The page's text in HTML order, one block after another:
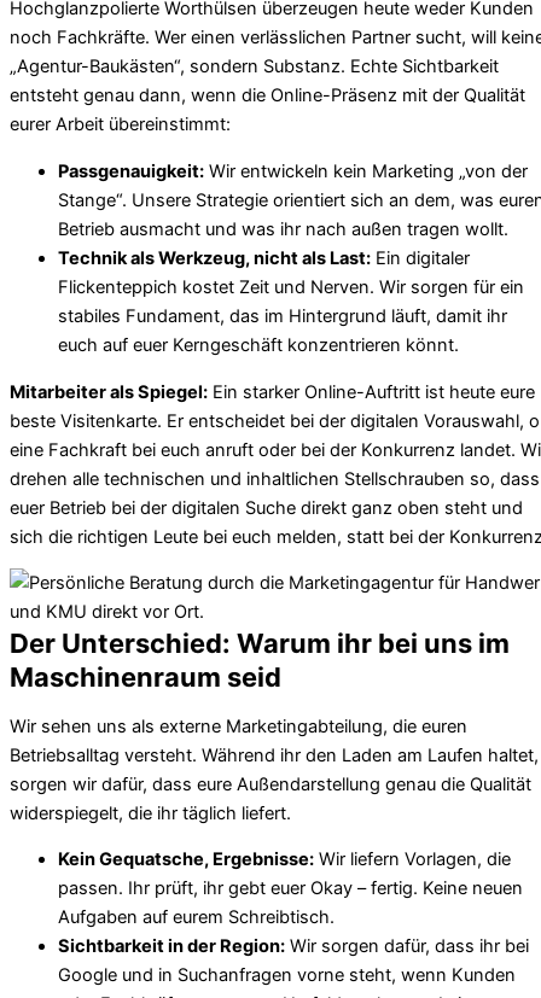
Hochglanzpolierte Worthülsen überzeugen heute weder Kunden
noch Fachkräfte. Wer einen verlässlichen Partner sucht, will
„Agentur-Baukästen“, sondern Substanz. Echte Sichtbarkeit
entsteht genau dann, wenn die Online-Präsenz mit der Qualität
eurer Arbeit übereinstimmt:
Passgenauigkeit: Wir entwickeln kein Marketing „von der
Stange“. Unsere Strategie orientiert sich an dem, was
Betrieb ausmacht und was ihr nach außen tragen wollt.
Technik als Werkzeug, nicht als Last: Ein digitaler
Flickenteppich kostet Zeit und Nerven. Wir sorgen für ein
stabiles Fundament, das im Hintergrund läuft, damit ihr
euch auf euer Kerngeschäft konzentrieren könnt.
Mitarbeiter als Spiegel: Ein starker Online-Auftritt ist heute eure
beste Visitenkarte. Er entscheidet bei der digitalen Vorauswahl,
eine Fachkraft bei euch anruft oder bei der Konkurrenz landet.
drehen alle technischen und inhaltlichen Stellschrauben so, dass
euer Betrieb bei der digitalen Suche direkt ganz oben steht und
sich die richtigen Leute bei euch melden, statt bei der
Der Unterschied: Warum ihr bei uns im
Maschinenraum seid
Wir sehen uns als externe Marketingabteilung, die euren
Betriebsalltag versteht. Während ihr den Laden am Laufen haltet,
sorgen wir dafür, dass eure Außendarstellung genau die Qualität
widerspiegelt, die ihr täglich liefert.
Kein Gequatsche, Ergebnisse: Wir liefern Vorlagen, die
passen. Ihr prüft, ihr gebt euer Okay – fertig. Keine neuen
Aufgaben auf eurem Schreibtisch.
Sichtbarkeit in der Region: Wir sorgen dafür, dass ihr bei
Google und in Suchanfragen vorne steht, wenn Kunden